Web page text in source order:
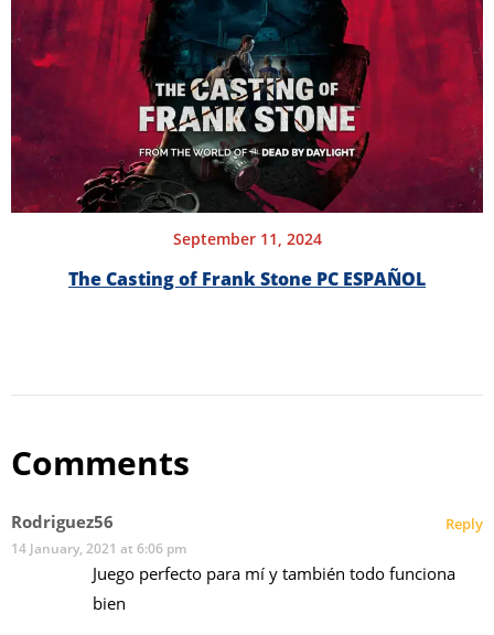
September 11, 2024
The Casting of Frank Stone PC ESPAÑOL
Comments
Rodriguez56
14 January, 2021 at 6:06 pm
Juego perfecto para mí y también todo funciona
bien
Reply